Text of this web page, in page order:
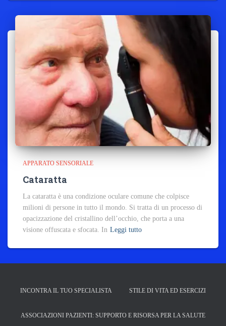
APPARATO SENSORIALE
Cataratta
La cataratta è una condizione oculare comune che colpisce
milioni di persone in tutto il mondo. Si tratta di un processo di
opacizzazione del cristallino dell’occhio, che porta a una
visione offuscata e sfocata. In Leggi tutto
INCONTRA IL TUO SPECIALISTA STILE DI VITA ED ESERCIZI
ASSOCIAZIONI PAZIENTI: SUPPORTO E RISORSA PER LA SALUTE